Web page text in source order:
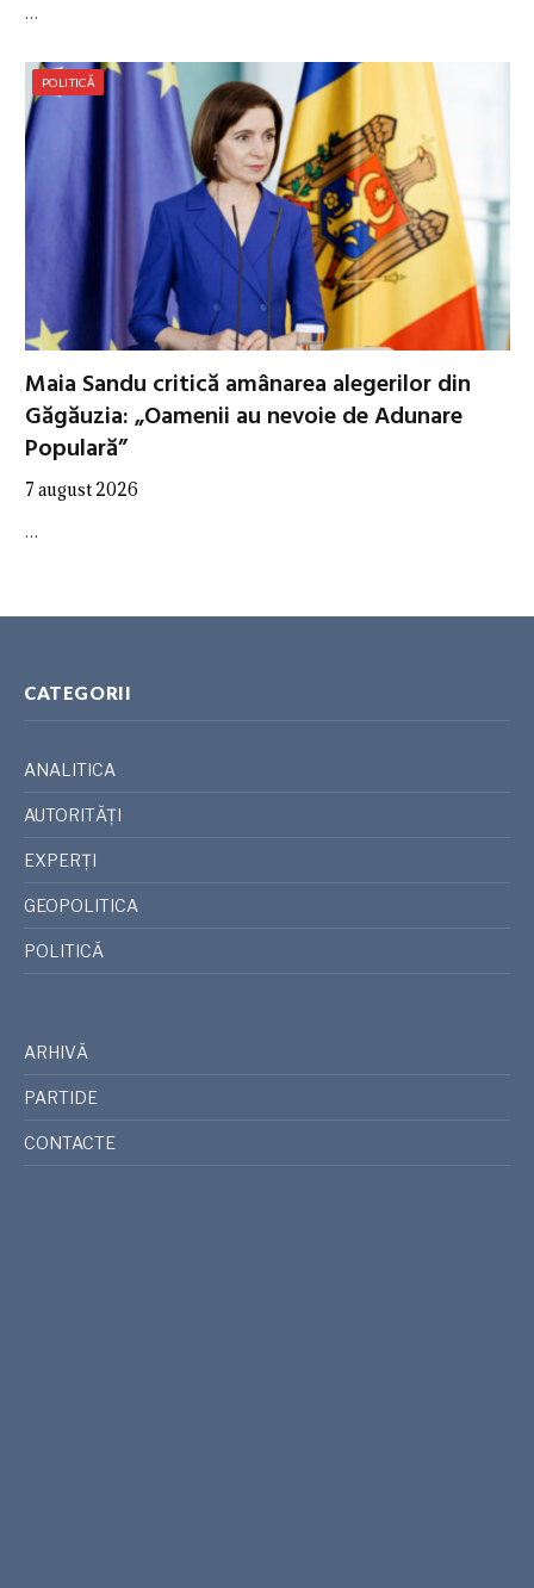
…
POLITICĂ
Maia Sandu critică amânarea alegerilor din
Găgăuzia: „Oamenii au nevoie de Adunare
Populară”
7 august 2026
…
CATEGORII
ANALITICA
AUTORITĂȚI
EXPERȚI
GEOPOLITICA
POLITICĂ
ARHIVĂ
PARTIDE
CONTACTE